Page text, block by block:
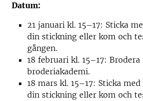
Datum:
21 januari kl. 15–17: Sticka
din stickning eller kom och
gången.
18 februari kl. 15–17: Brodera
broderiakademi.
18 mars kl. 15–17: Sticka
din stickning eller kom och